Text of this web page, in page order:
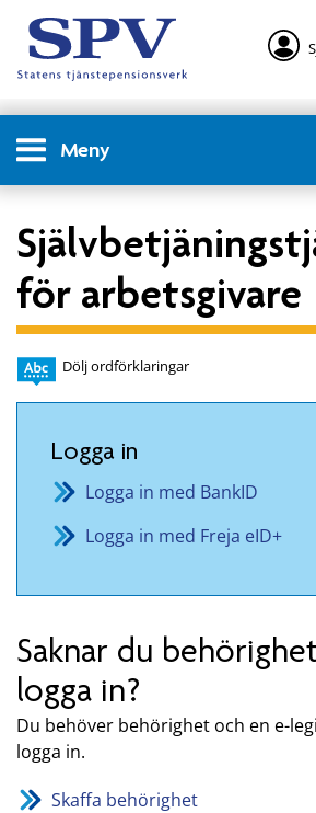
Meny
för arbetsgivare
Dölj ordförklaringar
Logga in
Logga in med BankID
Logga in med Freja eID+
Saknar du
logga in?
Du behöver behörighet och en e-
logga in.
Skaffa behörighet